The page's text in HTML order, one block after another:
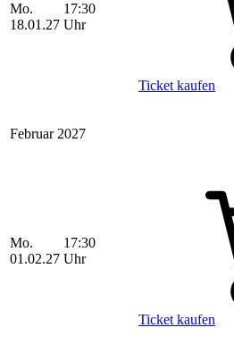
Mo.
18.01.27
17:30
Uhr
Ticket kaufen
Februar 2027
Mo.
01.02.27
17:30
Uhr
Ticket kaufen